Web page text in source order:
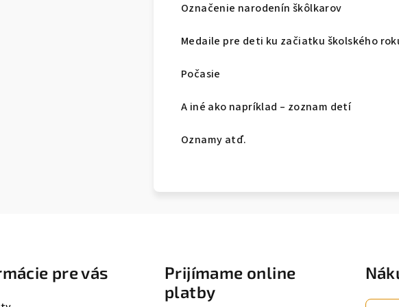
Označenie narodenín škôlkarov
Medaile pre deti ku začiatku školského
Počasie
A iné ako napríklad – zoznam detí
Oznamy atď.
pre vás
Prijímame online
platby